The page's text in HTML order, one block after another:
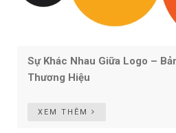
Sự Khác Nhau Giữa Logo –
Thương Hiệu
XEM THÊM